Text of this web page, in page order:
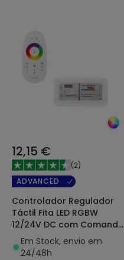
12,15 €
(2)
ADVANCED
Controlador Regulador
Táctil Fita LED RGBW
12/24V DC com Comando
RFEm Stock, envio em
24/48h